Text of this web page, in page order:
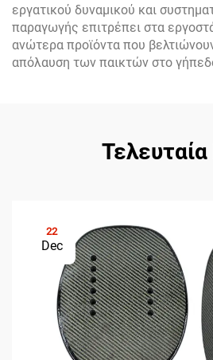
εργατικού δυναμικού και
παραγωγής επιτρέπει στα
ανώτερα προϊόντα που
απόλαυση των παικτών στο
22
Dec